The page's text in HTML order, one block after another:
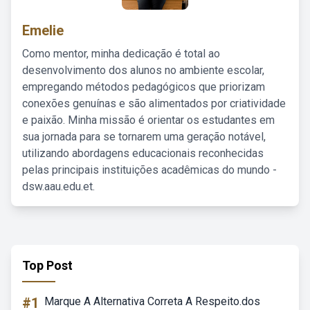
Emelie
Como mentor, minha dedicação é total ao
desenvolvimento dos alunos no ambiente escolar,
empregando métodos pedagógicos que priorizam
conexões genuínas e são alimentados por criatividade
e paixão. Minha missão é orientar os estudantes em
sua jornada para se tornarem uma geração notável,
utilizando abordagens educacionais reconhecidas
pelas principais instituições acadêmicas do mundo -
dsw.aau.edu.et.
Top Post
#1 Marque A Alternativa Correta A Respeito.dos